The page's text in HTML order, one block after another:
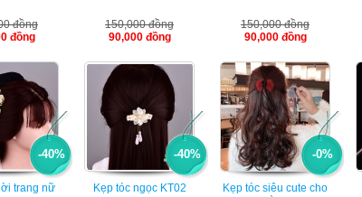
đồng
đồng
150,000 đồng
90,000 đồng
150,000 đồng
90,000 đồng
-40%
trang nữ
-40%
Kẹp tóc ngọc KT02
-0%
Kẹp tóc siêu cute cho